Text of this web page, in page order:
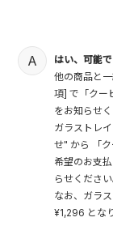
はい、可能
他の商品と
項] で「クー
をお知らせく
ガラストレ
せ" から 「
希望のお支
らせください
なお、ガラ
¥1,296 とな